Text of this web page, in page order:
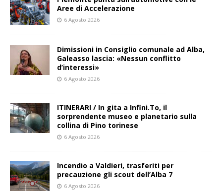
Aree di Accelerazione
6 Agosto 2026
Dimissioni in Consiglio comunale ad Alba,
Galeasso lascia: «Nessun conflitto
d’interessi»
6 Agosto 2026
ITINERARI / In gita a Infini.To, il
sorprendente museo e planetario sulla
collina di Pino torinese
6 Agosto 2026
Incendio a Valdieri, trasferiti per
precauzione gli scout dell’Alba 7
6 Agosto 2026